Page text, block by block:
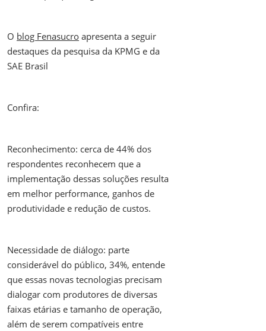
O blog Fenasucro apresenta a seguir
destaques da pesquisa da KPMG e da
SAE Brasil
Confira:
Reconhecimento: cerca de 44% dos
respondentes reconhecem que a
implementação dessas soluções resulta
em melhor performance, ganhos de
produtividade e redução de custos.
Necessidade de diálogo: parte
considerável do público, 34%, entende
que essas novas tecnologias precisam
dialogar com produtores de diversas
faixas etárias e tamanho de operação,
além de serem compatíveis entre